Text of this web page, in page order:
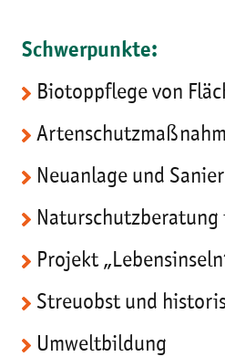
Schwerpunkte:
Biotoppflege von
Neuanlage und
Projekt
Streuobst und
Umweltbildung